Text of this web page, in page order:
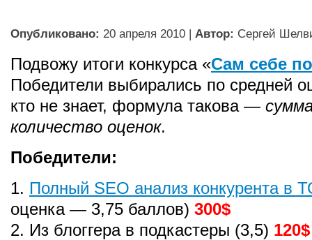
Опубликовано: 20 апреля 2010 | Автор: Сергей
Подвожу итоги конкурса «Сам себе
Победители выбирались по средней
кто не знает, формула такова —
количество оценок.
Победители:
1. Полный SEO анализ конкурента в
оценка — 3,75 баллов) 300$
2. Из блоггера в подкастеры (3,5) 120$